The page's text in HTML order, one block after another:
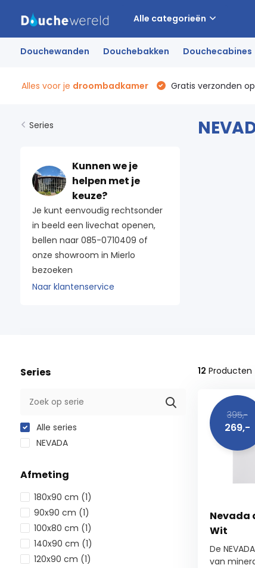
Alle categorieën
Douchewanden Douchebakken Douchecabines
Alles voor je droombadkamer Gratis verzonden
Series
Kunnen we je
helpen met je
keuze?
Je kunt eenvoudig rechtsonder
in beeld een livechat openen,
bellen naar 085-0710409 of
onze showroom in Mierlo
bezoeken
Naar klantenservice
Series
Alle series
NEVADA
Afmeting
180x90 cm (1)
90x90 cm (1)
100x80 cm (1)
140x90 cm (1)
120x90 cm (1)
12 Producten
395,-
269,-
Nevada
Wit
De
van